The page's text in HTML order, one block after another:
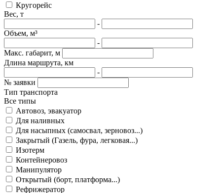
Кругорейс
Вес, т
-
Объем, м³
-
Макс. габарит, м
Длина маршрута, км
-
№ заявки
Тип транспорта
Все типы
Автовоз, эвакуатор
Для наливных
Для насыпных (самосвал, зерновоз...)
Закрытый (Газель, фура, легковая...)
Изотерм
Контейнеровоз
Манипулятор
Открытый (борт, платформа...)
Рефрижератор